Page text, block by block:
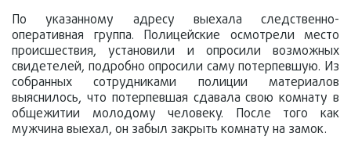
По указанному адресу выехала следственно-
оперативная группа. Полицейские осмотрели место
происшествия, установили и опросили возможных
свидетелей, подробно опросили саму потерпевшую. Из
собранных сотрудниками полиции материалов
выяснилось, что потерпевшая сдавала свою комнату в
общежитии молодому человеку. После того как
мужчина выехал, он забыл закрыть комнату на замок.